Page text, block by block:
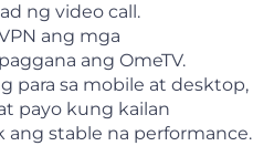
ng video call.
ang mga
ang OmeTV.
para sa mobile at desktop,
payo kung kailan
stable na performance.